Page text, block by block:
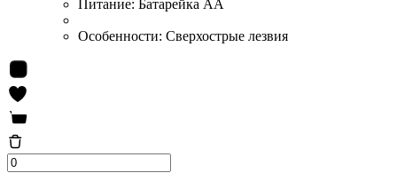
Питание: Батарейка АА
Особенности: Сверхострые лезвия